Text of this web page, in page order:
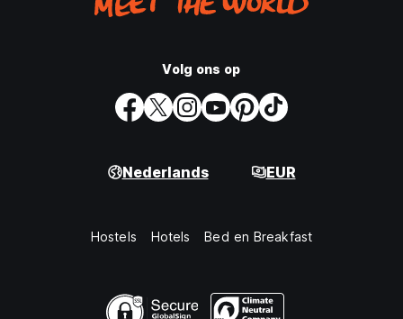
Volg ons op
Nederlands EUR
Hostels Hotels Bed en Breakfast